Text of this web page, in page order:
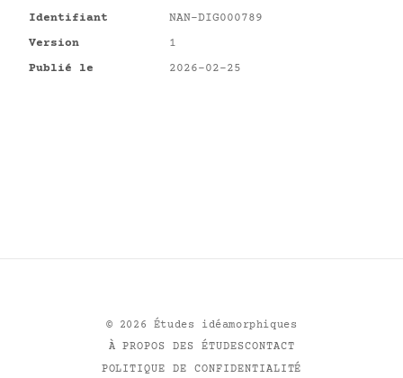
Identifiant
NAN-DIG000789
Version
1
Publié le
2026-02-25
© 2026 Études idéamorphiques
À PROPOS DES ÉTUDESCONTACT
POLITIQUE DE CONFIDENTIALITÉ